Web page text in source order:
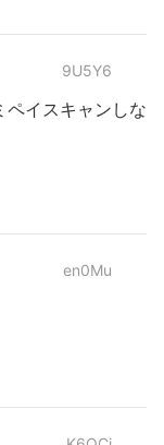
9U5Y6
ペイスキャンしな
en0Mu